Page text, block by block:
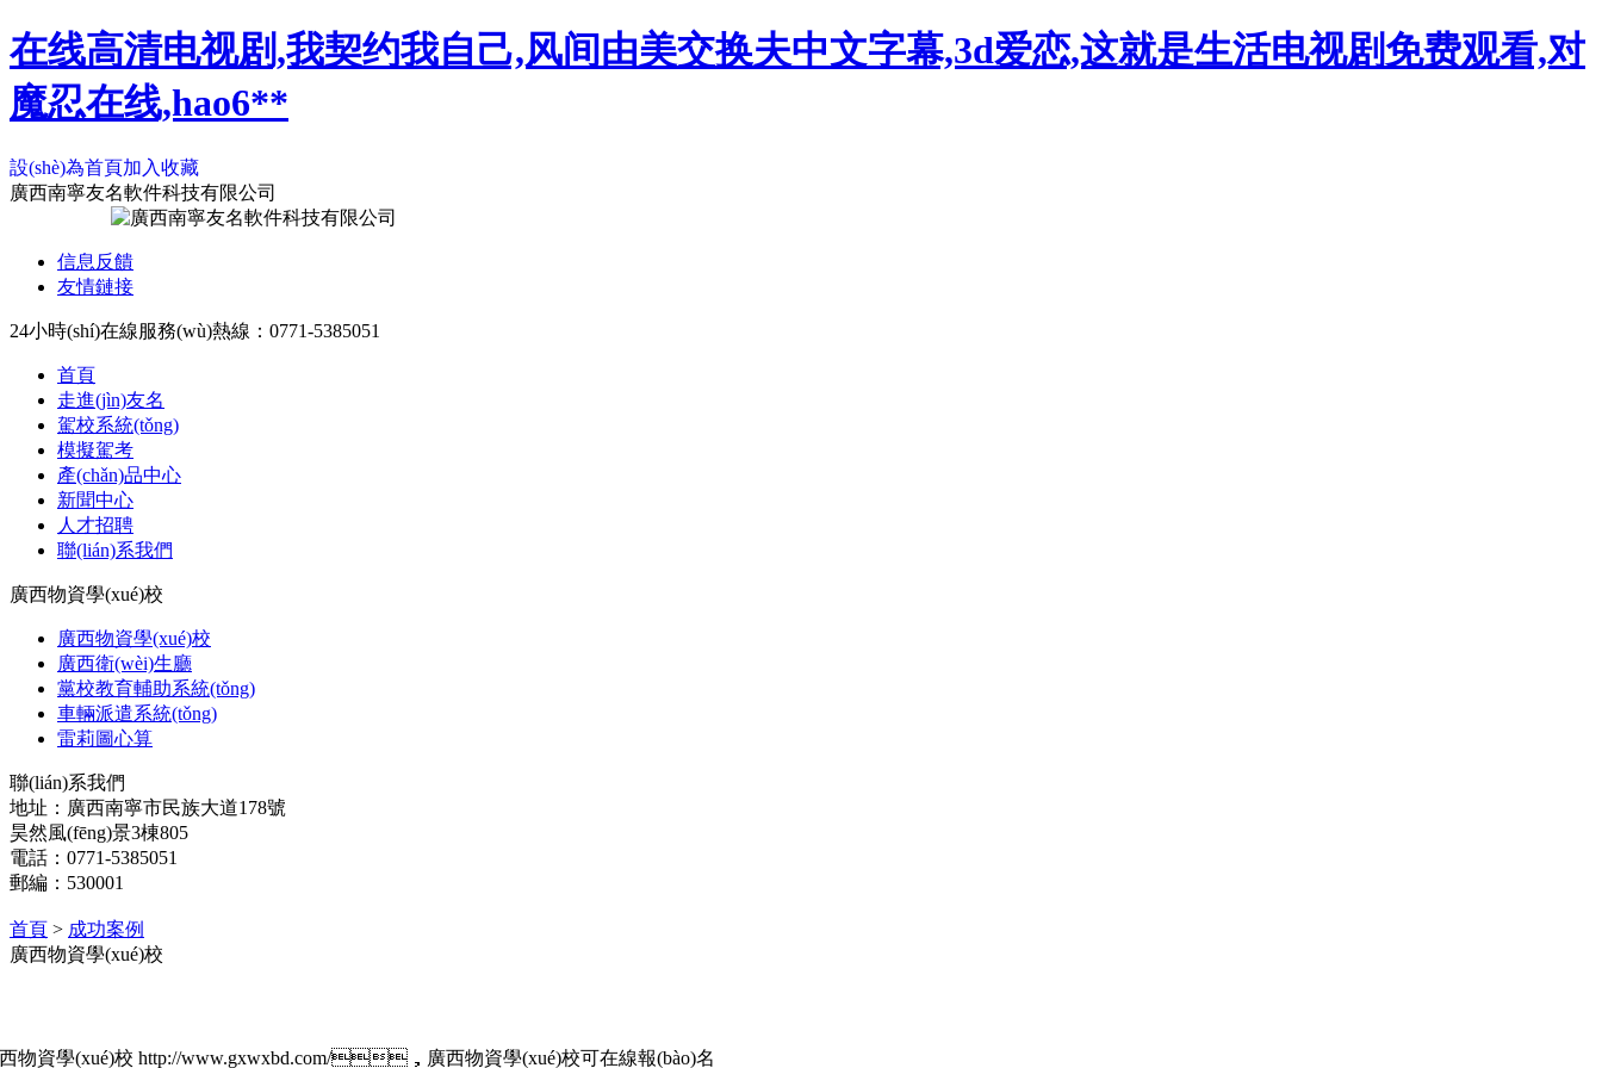
在线高清电视剧,我契约我自己,风间由美交换夫中文字幕,3d爱恋,这就是生活电视剧免费观看,对
魔忍在线,hao6**
設(shè)為首頁加入收藏
廣西南寧友名軟件科技有限公司
信息反饋
友情鏈接
24小時(shí)在線服務(wù)熱線：0771-5385051
首頁
走進(jìn)友名
駕校系統(tǒng)
模擬駕考
產(chǎn)品中心
新聞中心
人才招聘
聯(lián)系我們
廣西物資學(xué)校
廣西物資學(xué)校
廣西衛(wèi)生廳
黨校教育輔助系統(tǒng)
車輛派遣系統(tǒng)
雷莉圖心算
聯(lián)系我們
地址：廣西南寧市民族大道178號
昊然風(fēng)景3棟805
電話：0771-5385051
郵編：530001
首頁 > 成功案例
廣西物資學(xué)校
物資學(xué)校 http://www.gxwxbd.com/，廣西物資學(xué)校可在線報(bào)名